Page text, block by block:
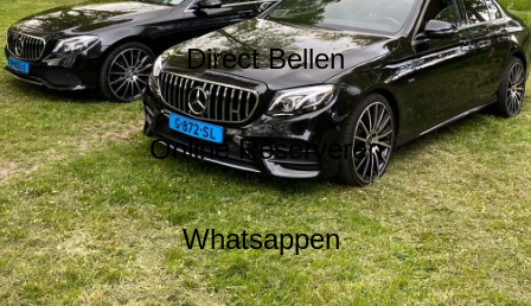
Direct Bellen
Online Reserveren
Whatsappen